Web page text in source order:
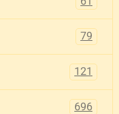
79
121
696